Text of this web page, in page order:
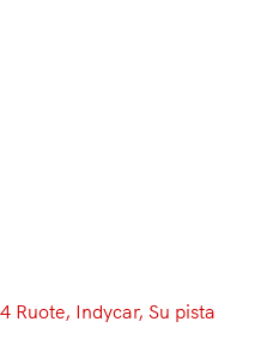
4 Ruote, Indycar, Su pista